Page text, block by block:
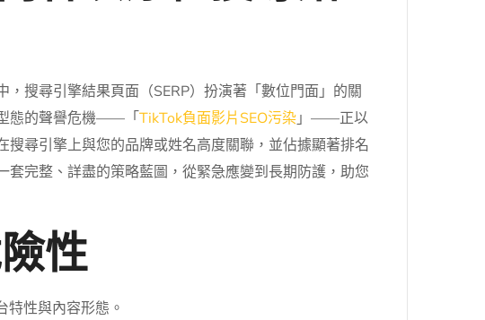
搜尋引擎結果頁面（SERP）扮演著「數位門面」的關
態的聲譽危機——「TikTok負面影片SEO污染」——正以
尋引擎上與您的品牌或姓名高度關聯，並佔據顯著排名
完整、詳盡的策略藍圖，從緊急應變到長期防護，助您
性
性與內容形態。